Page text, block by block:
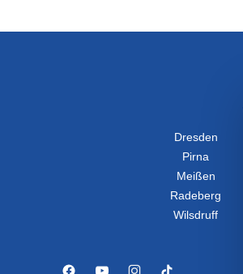
Dresden
Pirna
Meißen
Radeberg
Wilsdruff